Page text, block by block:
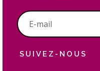
SUIVEZ-NOUS